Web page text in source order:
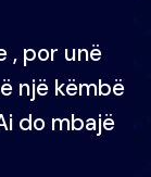
, por unë
një këmbë
do mbajë